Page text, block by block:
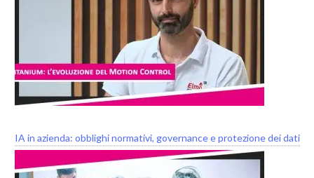
IA in azienda: obblighi normativi, governance e protezione dei dati